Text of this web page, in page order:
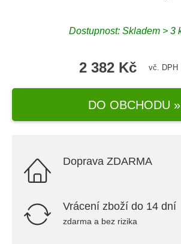
Dostupnost: Skladem > 3
2 382 Kč vč. DPH
DO OBCHODU »
Doprava ZDARMA
Vrácení zboží do 14 dní
zdarma a bez rizika